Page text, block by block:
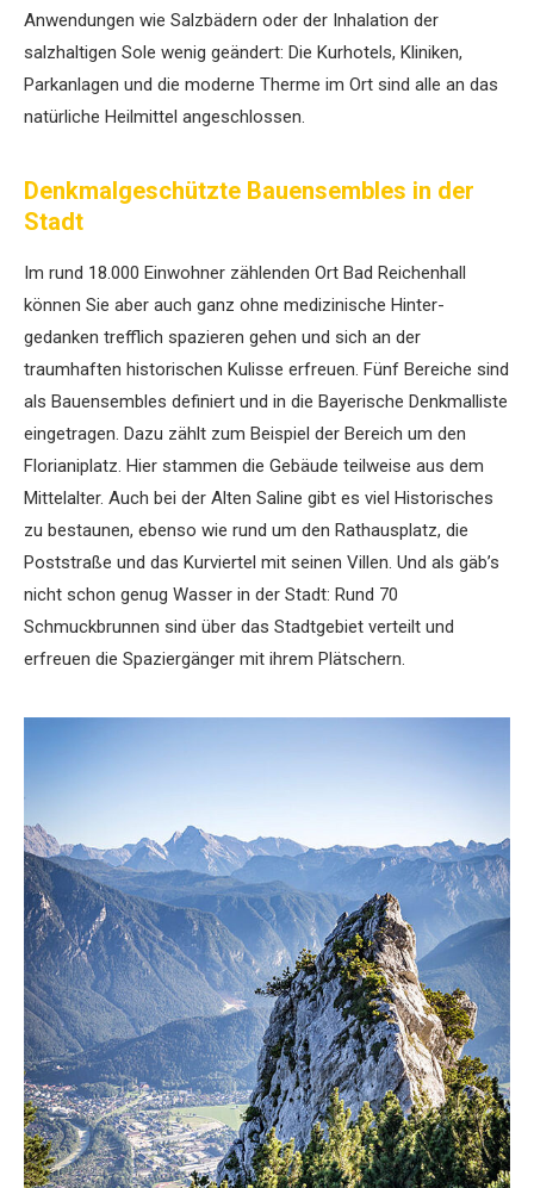
Anwendungen wie Salzbädern oder der Inhalation der
salzhaltigen Sole wenig geändert: Die Kurhotels, Kliniken,
Parkanlagen und die moderne Therme im Ort sind alle an das
natürliche Heilmittel angeschlossen.
Denkmalgeschützte Bauensembles in der
Stadt
Im rund 18.000 Einwohner zählenden Ort Bad Reichenhall
können Sie aber auch ganz ohne medizinische Hinter­
gedanken trefflich spazieren gehen und sich an der
traumhaften historischen ­Kulisse erfreuen. Fünf Bereiche sind
als Bauensembles definiert und in die Bayerische Denkmalliste
eingetragen. Dazu zählt zum Beispiel der Bereich um den
Florianiplatz. Hier stammen die Gebäude teilweise aus dem
Mittelalter. Auch bei der Alten Saline gibt es viel Historisches
zu bestaunen, ebenso wie rund um den Rathausplatz, die
Poststraße und das Kurviertel mit seinen Villen. Und als gäb’s
nicht schon genug Wasser in der Stadt: Rund 70
Schmuckbrunnen sind über das Stadtgebiet verteilt und
erfreuen die Spaziergänger mit ihrem Plätschern.